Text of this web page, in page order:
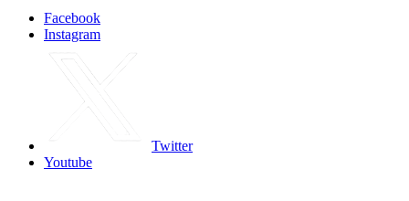
Facebook
Instagram
Twitter
Youtube